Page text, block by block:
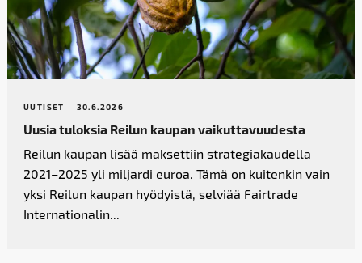
UUTISET - 30.6.2026
Uusia tuloksia Reilun kaupan vaikutta­vuudesta
Reilun kaupan lisää maksettiin strategiakaudella
2021–2025 yli miljardi euroa. Tämä on kuitenkin vain
yksi Reilun kaupan hyödyistä, selviää Fairtrade
Internationalin...